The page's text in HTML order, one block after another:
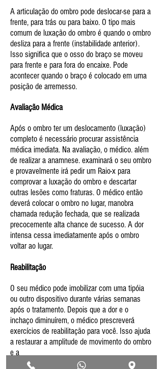
A articulação do ombro pode deslocar-se para a
frente, para trás ou para baixo. O tipo mais
comum de luxação do ombro é quando o ombro
desliza para a frente (instabilidade anterior).
Isso significa que o osso do braço se moveu
para frente e para fora do encaixe. Pode
acontecer quando o braço é colocado em uma
posição de arremesso.
Avaliação Médica
Após o ombro ter um deslocamento (luxação)
completo é necessário procurar assistência
médica imediata. Na avaliação, o médico. além
de realizar a anamnese. examinará o seu ombro
e provavelmente irá pedir um Raio-x para
comprovar a luxação do ombro e descartar
outras lesões como fraturas. O médico então
deverá colocar o ombro no lugar, manobra
chamada redução fechada, que se realizada
precocemente alta chance de sucesso. A dor
intensa cessa imediatamente após o ombro
voltar ao lugar.
Reabilitação
O seu médico pode imobilizar com uma tipóia
ou outro dispositivo durante várias semanas
após o tratamento. Depois que a dor e o
inchaço diminuírem, o médico prescreverá
exercícios de reabilitação para você. Isso ajuda
a restaurar a amplitude de movimento do ombro
e a
fortalecer os músculos. Reabilitação também